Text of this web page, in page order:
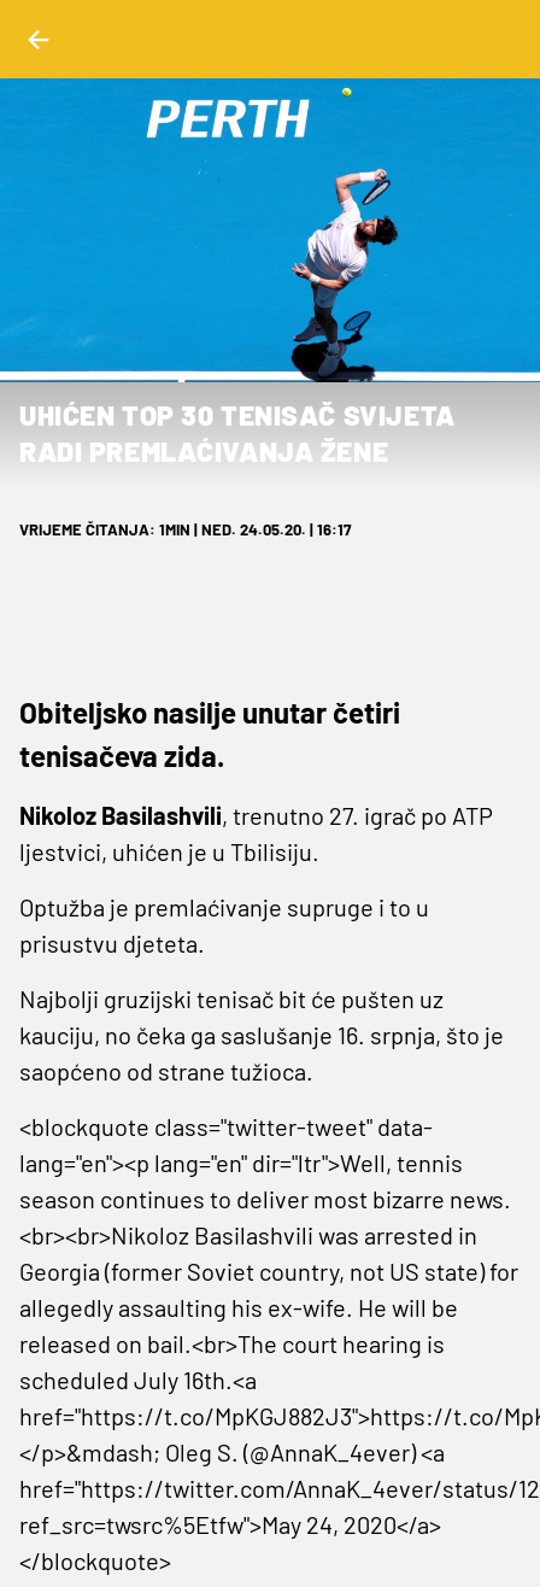
UHIĆEN TOP 30 TENISAČ SVIJETA
RADI PREMLAĆIVANJA ŽENE
VRIJEME ČITANJA: 1MIN | NED. 24.05.20. | 16:17
Obiteljsko nasilje unutar četiri
tenisačeva zida.
Nikoloz Basilashvili, trenutno 27. igrač po ATP
ljestvici, uhićen je u Tbilisiju.
Optužba je premlaćivanje supruge i to u
prisustvu djeteta.
Najbolji gruzijski tenisač bit će pušten uz
kauciju, no čeka ga saslušanje 16. srpnja, što je
saopćeno od strane tužioca.
<blockquote class="twitter-tweet" data-
lang="en"><p lang="en" dir="ltr">Well, tennis
season continues to deliver most bizarre news.
<br><br>Nikoloz Basilashvili was arrested in
Georgia (former Soviet country, not US state) for
allegedly assaulting his ex-wife. He will be
released on bail.<br>The court hearing is
scheduled July 16th.<a
href="https://t.co/MpKGJ882J3">https://t.co/
</p>&mdash; Oleg S. (@AnnaK_4ever) <a
href="https://twitter.com/AnnaK_4ever/status/
ref_src=twsrc%5Etfw">May 24, 2020</a>
</blockquote>